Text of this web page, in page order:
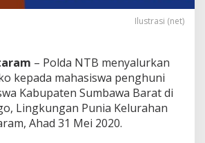
S
a
k
o
u
n
t
Ilustrasi (net)
– Polda NTB menyalurkan
kepada mahasiswa penghuni
Kabupaten Sumbawa Barat di
Lingkungan Punia Kelurahan
Ahad 31 Mei 2020.